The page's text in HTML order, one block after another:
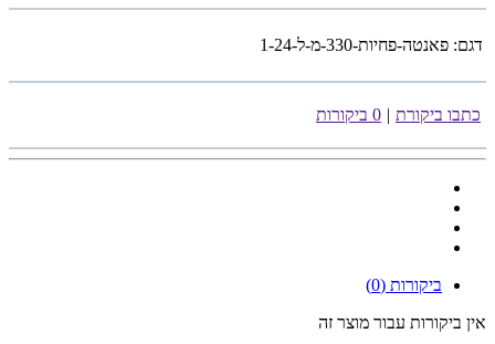
דגם: פאנטה-פחיות-330-מ-ל-1-24
כתבו ביקורת | 0 ביקורות
ביקורות (0)
אין ביקורות עבור מוצר זה